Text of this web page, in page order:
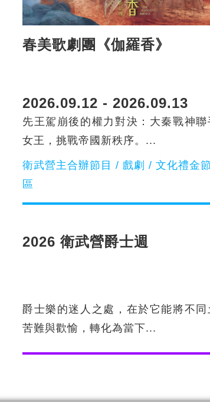
春美歌劇團《伽羅香》
2026.09.12 - 2026.09.13
先王駕崩後的權力對決：大秦戰神聯
女王，挑戰帝國新秩序。...
衛武營主合辦節目 / 戲劇 / 文化禮金
區